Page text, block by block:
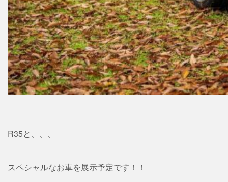
R35と、、、
スペシャルなお車を展示予定です！！